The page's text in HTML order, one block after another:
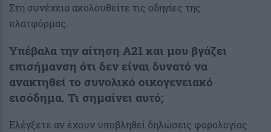
Στη συνέχεια ακολουθείτε τις οδηγίες της
πλατφόρμας.
Υπέβαλα την αίτηση Α21 και μου βγάζει
επισήμανση ότι δεν είναι δυνατό να
ανακτηθεί το συνολικό οικογενειακό
εισόδημα. Τι σημαίνει αυτό;
Ελέγξετε αν έχουν υποβληθεί δηλώσεις φορολογίας